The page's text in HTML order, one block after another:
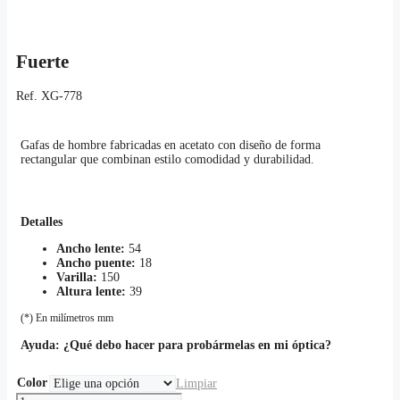
Fuerte
Ref. XG-778
Gafas de hombre fabricadas en acetato con diseño de forma
rectangular que combinan estilo comodidad y durabilidad.
Detalles
Ancho lente: 54
Ancho puente: 18
Varilla: 150
Altura lente: 39
(*) En milímetros mm
Ayuda: ¿Qué debo hacer para probármelas en mi óptica?
Color
Limpiar